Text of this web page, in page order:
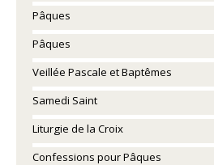
Pâques
Pâques
Veillée Pascale et Baptêmes
Samedi Saint
Liturgie de la Croix
Confessions pour Pâques